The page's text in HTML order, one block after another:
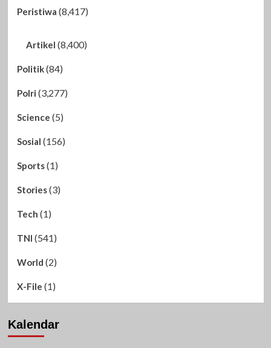
Peristiwa (8,417)
Artikel (8,400)
Politik(84)
Polri (3,277)
Science (5)
Sosial (156)
Sports(1)
Stories(3)
Tech (1)
TNI (541)
World (2)
X-File (1)
Kalendar